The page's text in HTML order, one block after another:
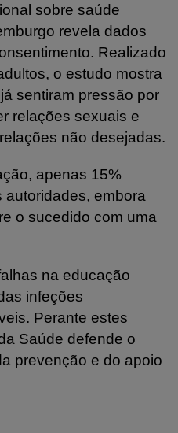
sobre saúde
revela dados
Realizado
o estudo mostra
sentiram pressão por
relações sexuais e
não desejadas.
apenas 15%
autoridades, embora
o sucedido com uma
na educação
infeções
Perante estes
Saúde defende o
prevenção e do apoio